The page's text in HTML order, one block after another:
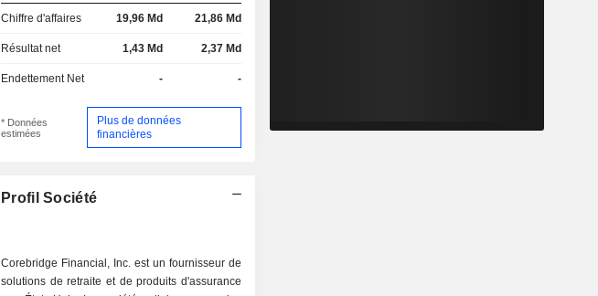
Chiffre d'affaires 19,96 Md 21,86 Md
Résultat net 1,43 Md 2,37 Md
Endettement Net - -
* Données
estimées
Plus de données
financières
Profil Société
Corebridge Financial, Inc. est un fournisseur de
solutions de retraite et de produits d'assurance